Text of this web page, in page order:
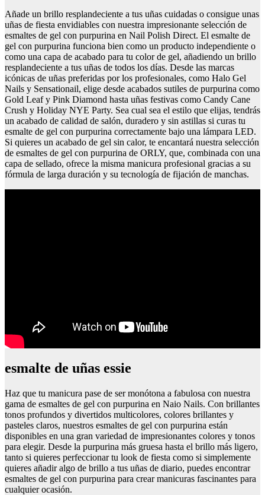
Añade un brillo resplandeciente a tus uñas cuidadas o consigue unas
uñas de fiesta envidiables con nuestra impresionante selección de
esmaltes de gel con purpurina en Nail Polish Direct. El esmalte de
gel con purpurina funciona bien como un producto independiente o
como una capa de acabado para tu color de gel, añadiendo un brillo
resplandeciente a tus uñas de todos los días. Desde las marcas
icónicas de uñas preferidas por los profesionales, como Halo Gel
Nails y Sensationail, elige desde acabados sutiles de purpurina como
Gold Leaf y Pink Diamond hasta uñas festivas como Candy Cane
Crush y Holiday NYE Party. Sea cual sea el estilo que elijas, tendrás
un acabado de calidad de salón, duradero y sin astillas si curas tu
esmalte de gel con purpurina correctamente bajo una lámpara LED.
Si quieres un acabado de gel sin calor, te encantará nuestra selección
de esmaltes de gel con purpurina de ORLY, que, combinada con una
capa de sellado, ofrece la misma manicura profesional gracias a su
fórmula de larga duración y su tecnología de fijación de manchas.
esmalte de uñas essie
Haz que tu manicura pase de ser monótona a fabulosa con nuestra
gama de esmaltes de gel con purpurina en Naio Nails. Con brillantes
tonos profundos y divertidos multicolores, colores brillantes y
pasteles claros, nuestros esmaltes de gel con purpurina están
disponibles en una gran variedad de impresionantes colores y tonos
para elegir. Desde la purpurina más gruesa hasta el brillo más ligero,
tanto si quieres perfeccionar tu look de fiesta como si simplemente
quieres añadir algo de brillo a tus uñas de diario, puedes encontrar
esmaltes de gel con purpurina para crear manicuras fascinantes para
cualquier ocasión.